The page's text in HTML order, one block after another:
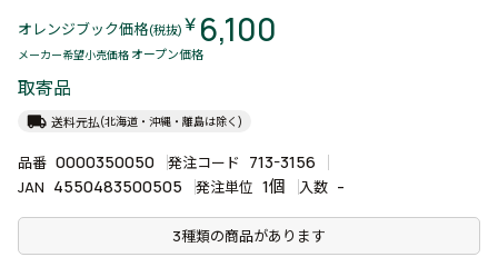
オレンジブック価格(税抜) ￥ 6,100
メーカー希望小売価格 オープン価格
取寄品
local_shipping 送料元払(北海道・沖縄・離島は除く)
品番 0000350050 発注コード 713-3156
JAN 4550483500505 発注単位 1個 入数 -
3種類の商品があります